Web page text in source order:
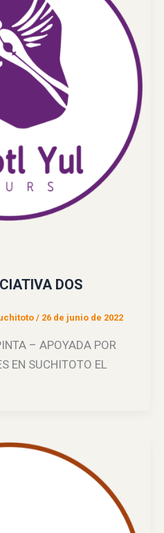
DOS
/ 26 de junio de 2022
– APOYADA POR
EN SUCHITOTO EL